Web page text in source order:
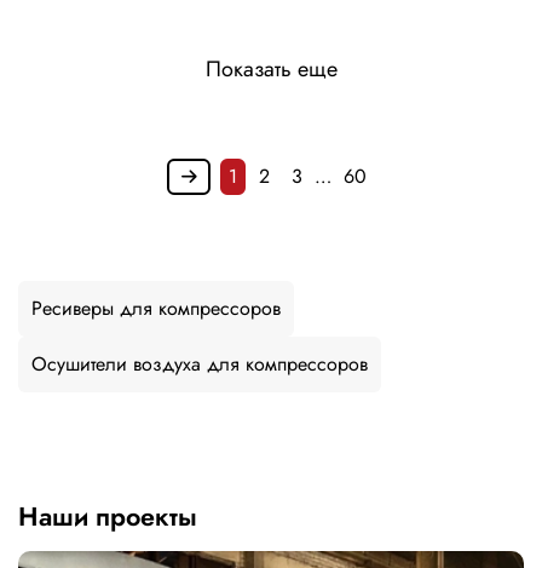
Показать еще
1 2 3 … 60
Ресиверы для компрессоров
Осушители воздуха для компрессоров
Наши проекты